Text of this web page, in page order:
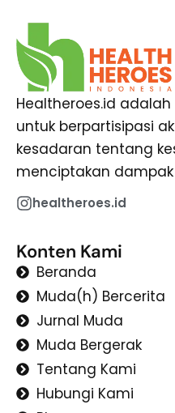
Healtheroes.id
untuk berpartisipasi
kesadaran tentang
menciptakan
healtheroes.id
Konten Kami
Beranda
Muda(h) Bercerita
Jurnal Muda
Muda Bergerak
Tentang Kami
Hubungi Kami